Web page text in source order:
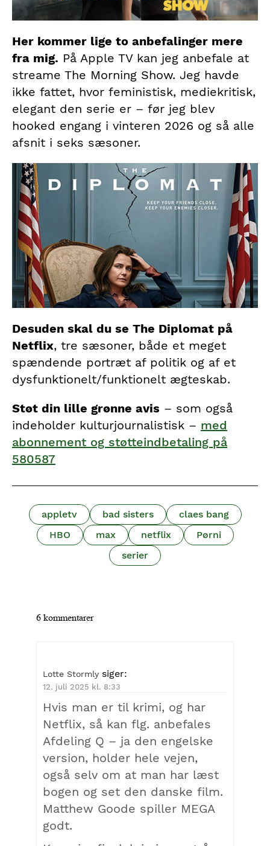
Her kommer lige to anbefalinger mere
fra mig. På Apple TV kan jeg anbefale at
streame The Morning Show. Jeg havde
ikke fattet, hvor feministisk, mediekritisk,
elegant den serie er – før jeg blev
hooked engang i vinteren 2026 og så alle
afsnit i seks sæsoner.
Desuden skal du se The Diplomat på
Netflix, tre sæsoner, både et meget
spændende portræt af politik og af et
dysfunktionelt/funktionelt ægteskab.
Støt din lille grønne avis – som også
indeholder kulturjournalistisk – med
abonnement og støtteindbetaling på
580587
appletv bad sisters
claes bang
HBO
max netflix
Pørni
serier
6 kommentarer
Lotte Stormly siger:
12. juli 2025 kl. 8:33
Hvis man er til krimi, og har
Netflix, så kan flg. anbefales
Afdeling Q – ja den engelske
version, holder hele vejen,
også selv om at man har læst
bogen og set den danske film.
Matthew Goode spiller MEGA
godt.